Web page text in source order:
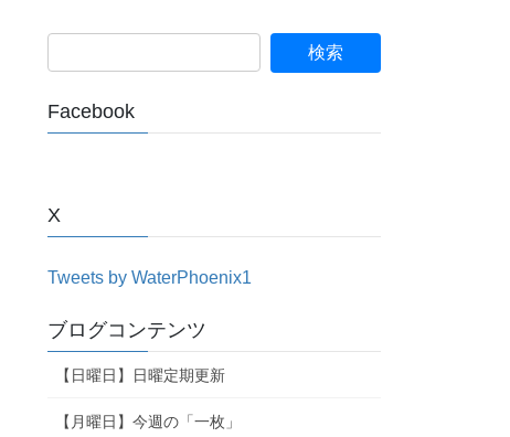
Facebook
X
Tweets by WaterPhoenix1
ブログコンテンツ
【日曜日】日曜定期更新
【月曜日】今週の「一枚」